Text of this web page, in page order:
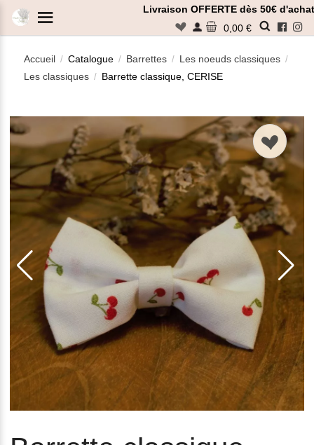
Livraison OFFERTE dès 50€
n 0,00 €
Accueil / Catalogue / Barrettes / Les noeuds classiques /
Les classiques / Barrette classique, CERISE
n
Panneau de gestion des cookies